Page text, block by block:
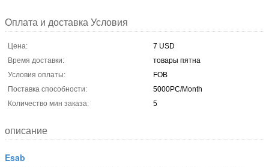
Оплата и доставка Условия
Цена:
7 USD
Время доставки:
товары пятна
Условия оплаты:
FOB
Поставка способности:
5000PC/Month
Количество мин заказа:
5
описание
Esab